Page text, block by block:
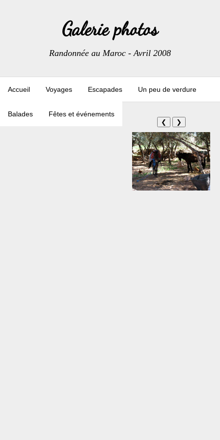
Galerie photos
Randonnée au Maroc - Avril 2008
Accueil Voyages Escapades Un peu de verdure
Balades Fêtes et événements
❮ ❯